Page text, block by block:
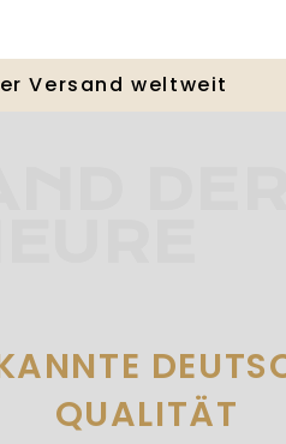
Versand weltweit
QUALITÄT